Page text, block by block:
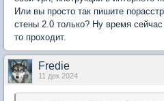
Или вы просто так пишите
стены 2.0 только? Ну время
то проходит.
Fredie
11 дек 2024